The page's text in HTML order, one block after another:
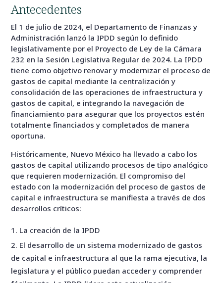
Antecedentes
El 1 de julio de 2024, el Departamento de Finanzas y
Administración lanzó la IPDD según lo definido
legislativamente por el Proyecto de Ley de la Cámara
232 en la Sesión Legislativa Regular de 2024. La IPDD
tiene como objetivo renovar y modernizar el proceso de
gastos de capital mediante la centralización y
consolidación de las operaciones de infraestructura y
gastos de capital, e integrando la navegación de
financiamiento para asegurar que los proyectos estén
totalmente financiados y completados de manera
oportuna.
Históricamente, Nuevo México ha llevado a cabo los
gastos de capital utilizando procesos de tipo analógico
que requieren modernización. El compromiso del
estado con la modernización del proceso de gastos de
capital e infraestructura se manifiesta a través de dos
desarrollos críticos:
La creación de la IPDD
El desarrollo de un sistema modernizado de gastos
de capital e infraestructura al que la rama ejecutiva, la
legislatura y el público puedan acceder y comprender